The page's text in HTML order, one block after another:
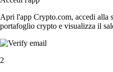
Apri l'app Crypto.com, accedi alla
portafoglio crypto e visualizza il
2